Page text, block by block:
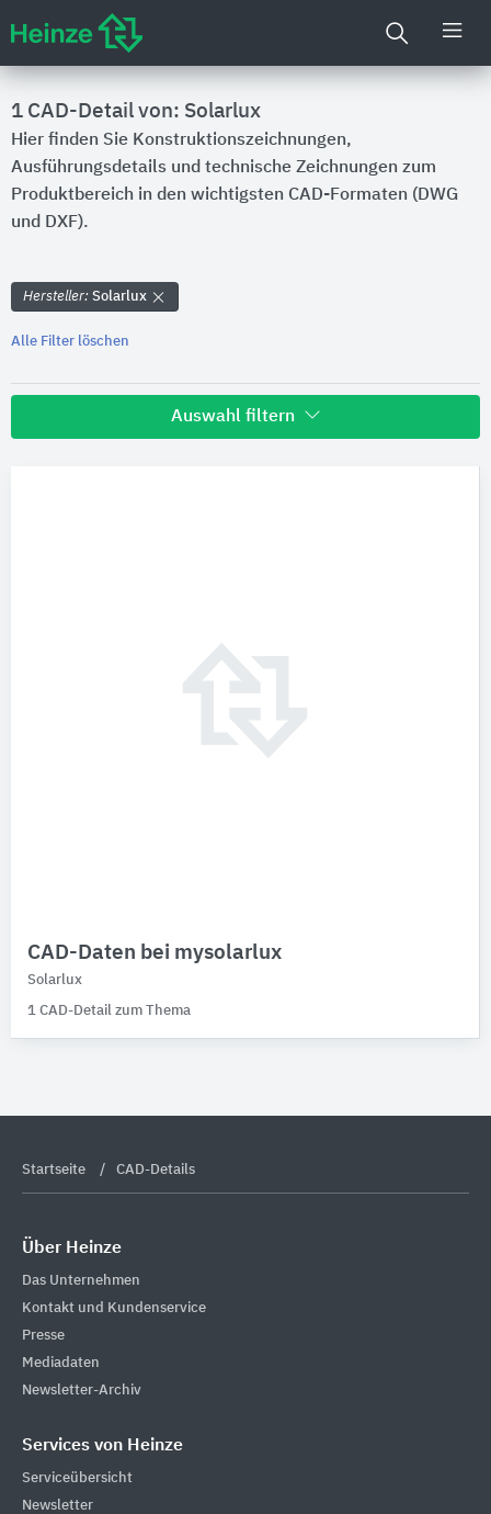
1 CAD-Detail von: Solarlux
Hier finden Sie Konstruktionszeichnungen,
Ausführungsdetails und technische Zeichnungen zum
Produktbereich in den wichtigsten CAD-Formaten (DWG
und DXF).
Hersteller: Solarlux
Alle Filter löschen
Auswahl filtern
CAD-Daten bei mysolarlux
Solarlux
1 CAD-Detail zum Thema
Startseite CAD-Details
Über Heinze
Das Unternehmen
Kontakt und Kundenservice
Presse
Mediadaten
Newsletter-Archiv
Services von Heinze
Serviceübersicht
Newsletter